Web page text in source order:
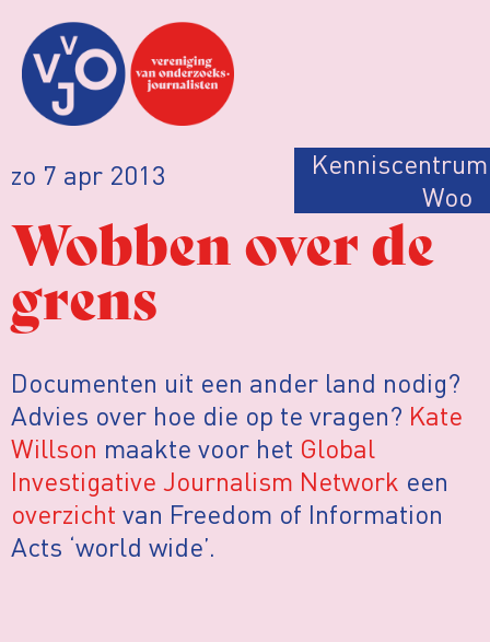
zo 7 apr 2013 Kenniscentrum
Woo
Wobben over de
grens
Documenten uit een ander land nodig?
Advies over hoe die op te vragen? Kate
Willson maakte voor het Global
Investigative Journalism Network een
overzicht van Freedom of Information
Acts ‘world wide’.